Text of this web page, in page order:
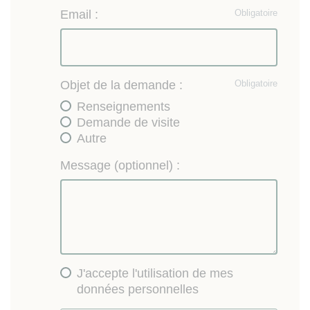
Obligatoire
Email :
Obligatoire
Objet de la demande :
Renseignements
Demande de visite
Autre
Message (optionnel) :
J'accepte l'utilisation de mes
données personnelles